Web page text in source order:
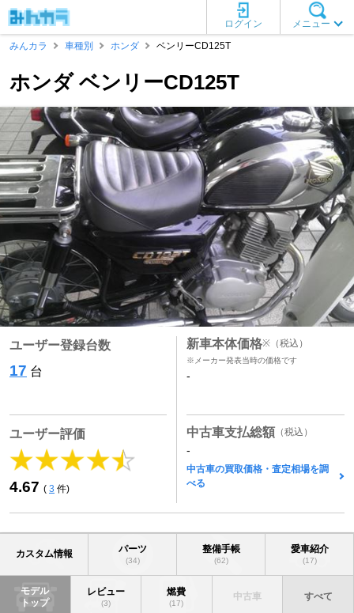
メニュー
ログイン
みんカラ
車種別 ホンダ ベンリーCD125T
ホンダ ベンリーCD125T
ユーザー登録台数
17 台
ユーザー評価
4.67 ( 3 件)
新車本体価格※ （税込）
※メーカー発表当時の価格です
-
中古車支払総額 （税込）
-
中古車の買取価格・査定相場を調
べる
カスタム情報 パーツ
(34)
整備手帳
(62)
愛車紹介
(17)
モデル
トップ
レビュー
(3)
燃費
(17)
中古車 すべて